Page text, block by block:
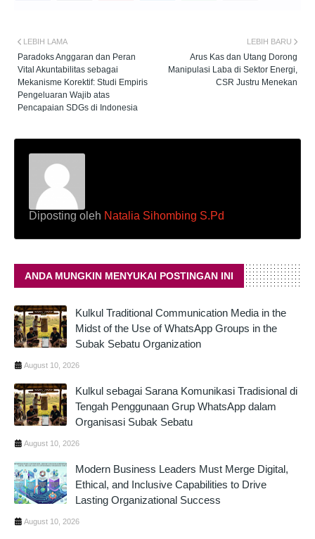
LEBIH BARU
Arus Kas dan Utang Dorong
Manipulasi Laba di Sektor Energi,
CSR Justru Menekan
LEBIH LAMA
Paradoks Anggaran dan Peran
Vital Akuntabilitas sebagai
Mekanisme Korektif: Studi Empiris
Pengeluaran Wajib atas
Pencapaian SDGs di Indonesia
Diposting oleh Natalia Sihombing S.Pd
ANDA MUNGKIN MENYUKAI POSTINGAN INI
Kulkul Traditional Communication Media in the
Midst of the Use of WhatsApp Groups in the
Subak Sebatu Organization
August 10, 2026
Kulkul sebagai Sarana Komunikasi Tradisional di
Tengah Penggunaan Grup WhatsApp dalam
Organisasi Subak Sebatu
August 10, 2026
Modern Business Leaders Must Merge Digital,
Ethical, and Inclusive Capabilities to Drive
Lasting Organizational Success
August 10, 2026